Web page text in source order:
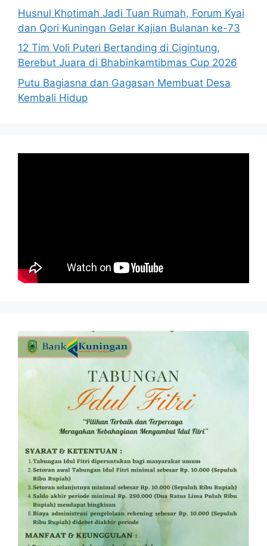
Husnul Khotimah Jadi Tuan Rumah, Forum Kyai
dan Qori Kuningan Gelar Kajian Bulanan ke-73
12 Tim Voli Puteri Bertanding di Cigintung,
Berebut Juara di Bhabinkamtibmas Cup 2026
Putu Bagiasna dan Gagasan Membuat Desa
Kembali Hidup